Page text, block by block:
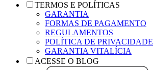
TERMOS E POLÍTICAS
GARANTIA
FORMAS DE PAGAMENTO
REGULAMENTOS
POLÍTICA DE PRIVACIDADE
GARANTIA VITALÍCIA
ACESSE O BLOG